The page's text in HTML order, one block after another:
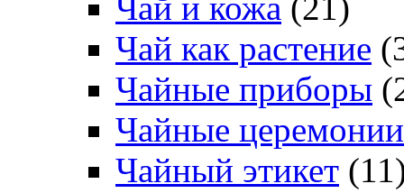
Чай и кожа (21)
Чай как растение
Чайные приборы
Чайные церемонии
Чайный этикет